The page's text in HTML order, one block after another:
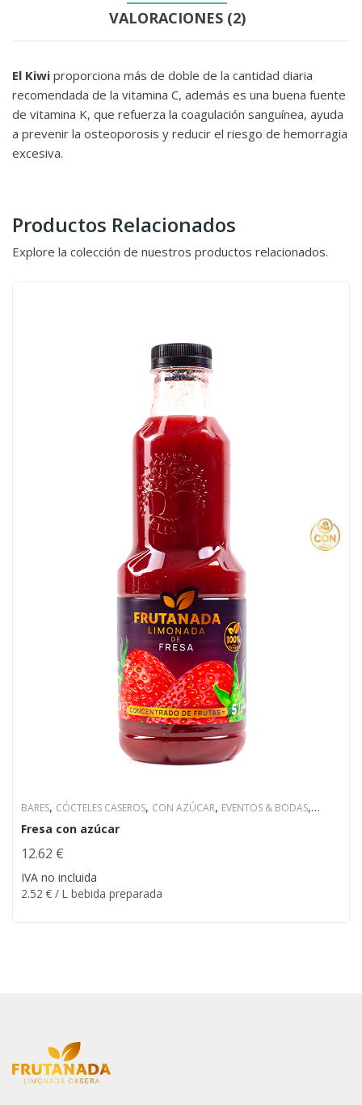
VALORACIONES (2)
El Kiwi proporciona más de doble de la cantidad diaria
recomendada de la vitamina C, además es una buena fuente
de vitamina K, que refuerza la coagulación sanguínea, ayuda
a prevenir la osteoporosis y reducir el riesgo de hemorragia
excesiva.
Productos Relacionados
Explore la colección de nuestros productos relacionados.
BARES, CÓCTELES CASEROS, CON AZÚCAR, EVENTOS & BODAS,
HOTELES Y CATERING,
RESTAURANTES
Fresa con azúcar
12.62 €
IVA no incluida
2.52€ / L bebida preparada
2.52€/ L bebida preparada